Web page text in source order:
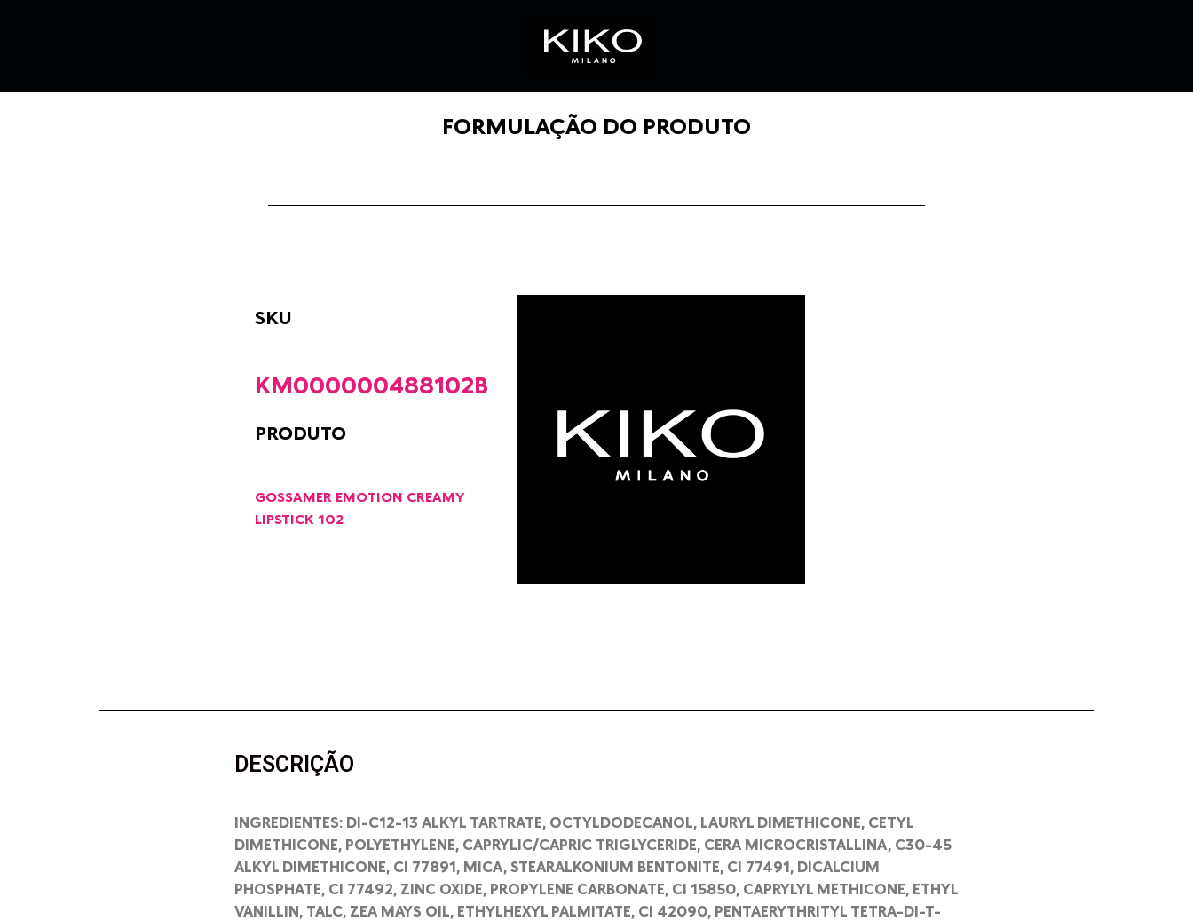
FORMULAÇÃO DO PRODUTO
SKU
KM000000488102B
PRODUTO
GOSSAMER EMOTION CREAMY
LIPSTICK 102
DESCRIÇÃO
INGREDIENTES: DI-C12-13 ALKYL TARTRATE, OCTYLDODECANOL, LAURYL DIMETHICONE, CETYL
DIMETHICONE, POLYETHYLENE, CAPRYLIC/CAPRIC TRIGLYCERIDE, CERA MICROCRISTALLINA, C30-45
ALKYL DIMETHICONE, CI 77891, MICA, STEARALKONIUM BENTONITE, CI 77491, DICALCIUM
PHOSPHATE, CI 77492, ZINC OXIDE, PROPYLENE CARBONATE, CI 15850, CAPRYLYL METHICONE, ETHYL
VANILLIN, TALC, ZEA MAYS OIL, ETHYLHEXYL PALMITATE, CI 42090, PENTAERYTHRITYL TETRA-DI-T-